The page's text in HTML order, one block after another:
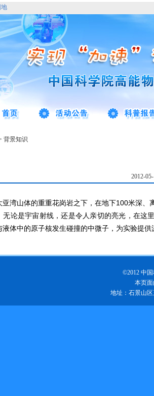
背景知识
2012-
山体的重重花岗岩之下，在地下100米深、
无论是宇宙射线，还是令人亲切的亮光，在这
液体中的原子核发生碰撞的中微子，为实验提
©2012 中
本页
地址：石景山区